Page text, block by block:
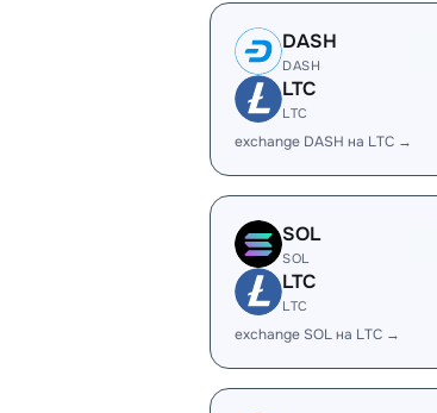
DASH
DASH
LTC
LTC
exchange DASH на LTC →
SOL
SOL
LTC
LTC
exchange SOL на LTC →